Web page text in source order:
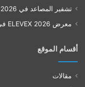
تشفير المصاعد في 2026: كيف توفر 40% من تكاليف صيانة المصعد؟
معرض ELEVEX 2026 في تركيا.. بوصلة العالم نحو المصاعد الخضراء
أقسام الموقع
مقالات